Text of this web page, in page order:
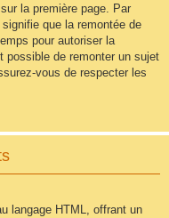
la première page. Par
que la remontée de
pour autoriser la
possible de remonter un sujet
vous de respecter les
langage HTML, offrant un